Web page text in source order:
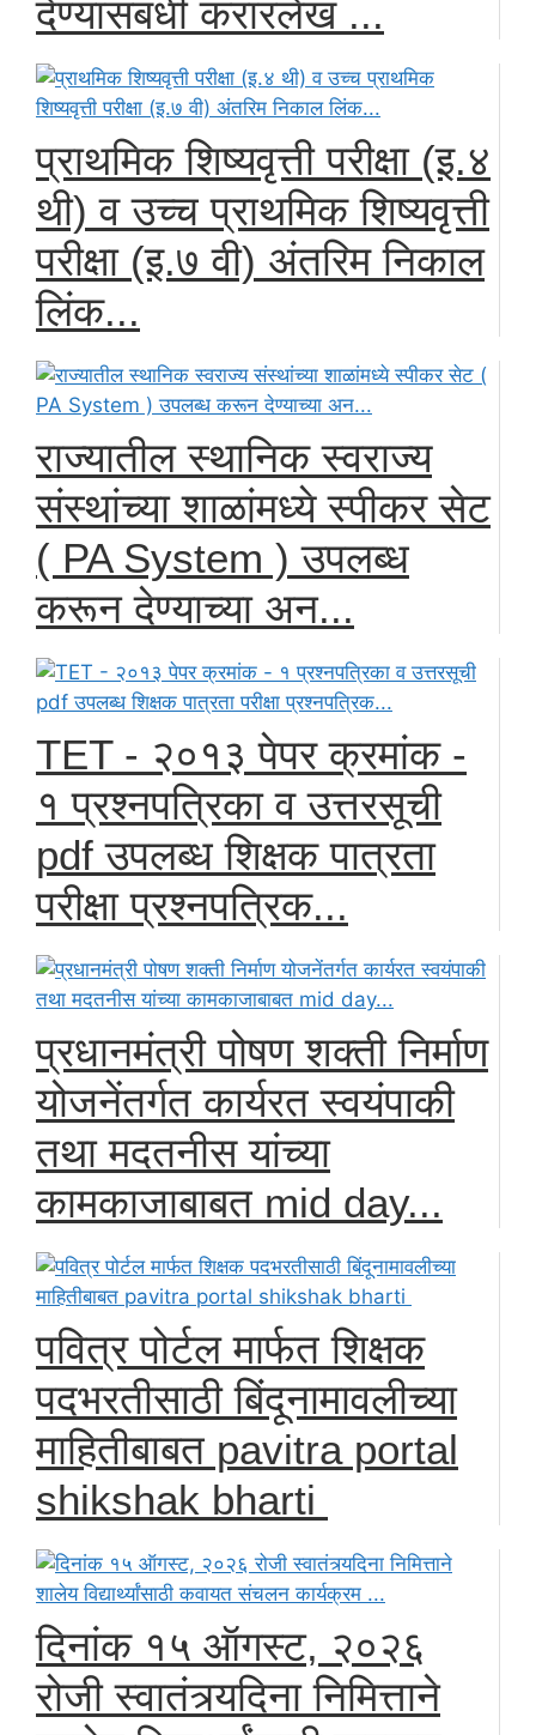
देण्यासंबंधी करारलेख ...
प्राथमिक शिष्यवृत्ती परीक्षा (इ.४
थी) व उच्च प्राथमिक शिष्यवृत्ती
परीक्षा (इ.७ वी) अंतरिम निकाल
लिंक...
राज्यातील स्थानिक स्वराज्य
संस्थांच्या शाळांमध्ये स्पीकर सेट
( PA System ) उपलब्ध
करून देण्याच्या अन...
TET - २०१३ पेपर क्रमांक -
१ प्रश्नपत्रिका व उत्तरसूची
pdf उपलब्ध शिक्षक पात्रता
परीक्षा प्रश्नपत्रिक...
प्रधानमंत्री पोषण शक्ती निर्माण
योजनेंतर्गत कार्यरत स्वयंपाकी
तथा मदतनीस यांच्या
कामकाजाबाबत mid day...
पवित्र पोर्टल मार्फत शिक्षक
पदभरतीसाठी बिंदूनामावलीच्या
माहितीबाबत pavitra portal
shikshak bharti
दिनांक १५ ऑगस्ट, २०२६
रोजी स्वातंत्र्यदिना निमित्ताने